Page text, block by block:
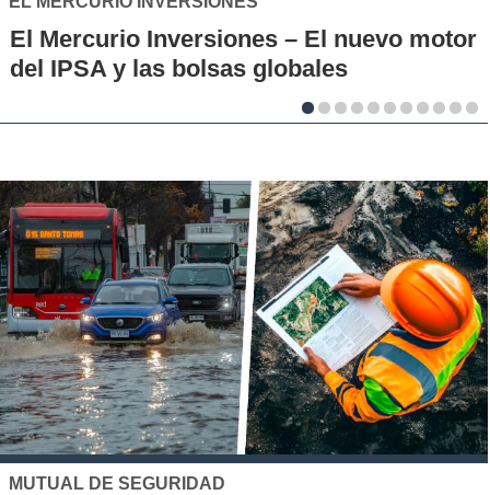
IP-CFT Santo Tomás y Red de Hubs
Municipales firman alianza para impulsar
la innovación en los territorios
UC